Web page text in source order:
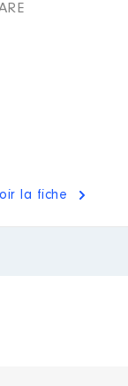
la fiche